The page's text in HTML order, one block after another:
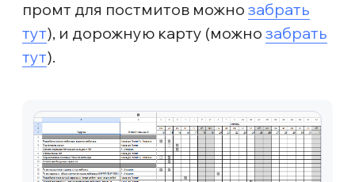
в чате и отвечала на вопросы на всех
Увеличили окно продаж
Вместо привычных 3 дней сделали 5 дней,
чтобы дать больше времени «на подумать»
Усилили прогрев в Telegram
В этот раз сделали упор на интерактив:
запланировали больше вопросов аудитории,
больше ответов кружочками от Анастасии,
мини-разборов и историй из практики.
Приняли решение использовать тот же